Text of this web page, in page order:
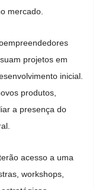
mercado.
projetos em
inicial.
produtos,
a presença do
acesso a uma
workshops,